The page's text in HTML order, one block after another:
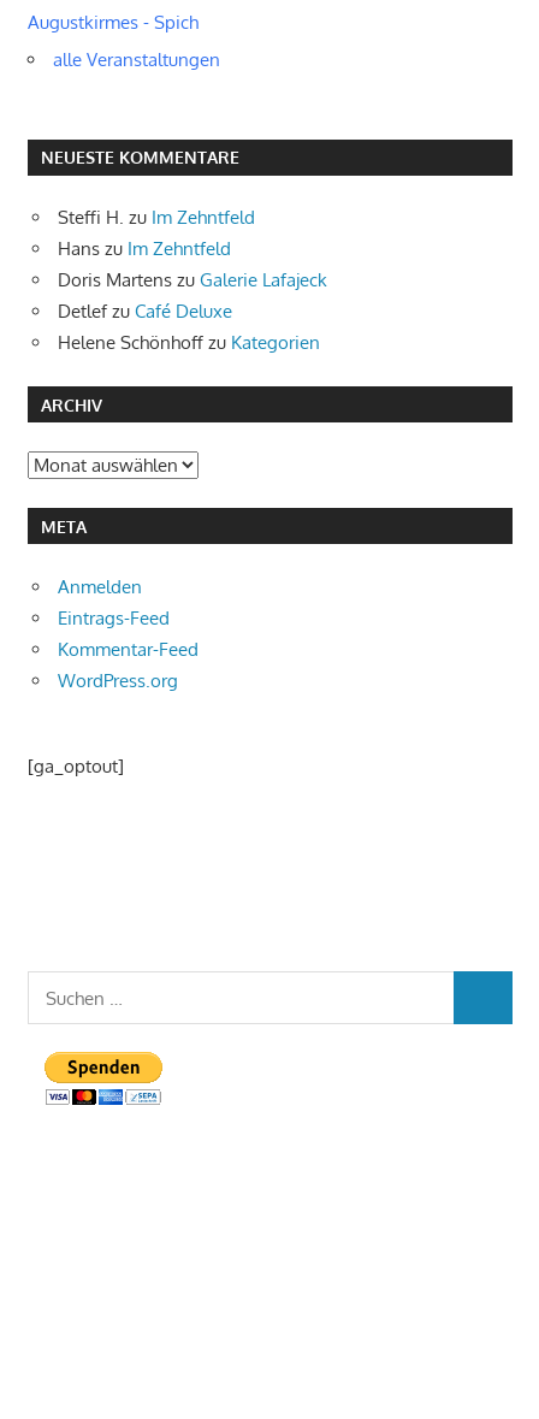
Augustkirmes - Spich
alle Veranstaltungen
NEUESTE KOMMENTARE
Steffi H. zu Im Zehntfeld
Hans zu Im Zehntfeld
Doris Martens zu Galerie Lafajeck
Detlefzu Café Deluxe
Helene Schönhoff zu Kategorien
ARCHIV
Archiv
META
Anmelden
Eintrags-Feed
Kommentar-Feed
WordPress.org
[ga_optout]